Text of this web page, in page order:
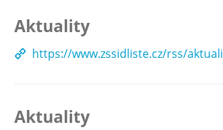
Aktuality
https://www.zssidliste.cz/rss/
Aktuality